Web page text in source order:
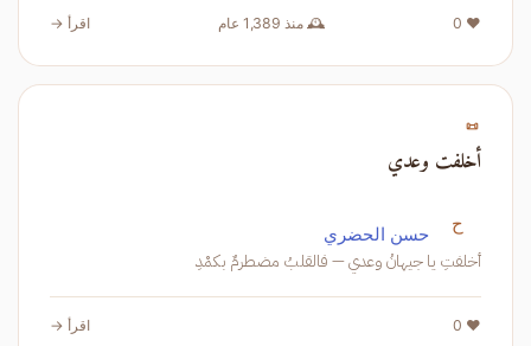
❤️ 0 🕰️ منذ 1,389 عام اقرأ →
📜
أخلفت وعدي
ح حسن الحضري
أخلفتِ يا جيهانُ وعدي — فالقلبُ مضطرمٌ بكمْدِ
❤️ 0 اقرأ →